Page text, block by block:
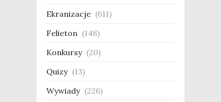
Ekranizacje (611)
Felieton (148)
Konkursy (20)
Quizy (13)
Wywiady (226)